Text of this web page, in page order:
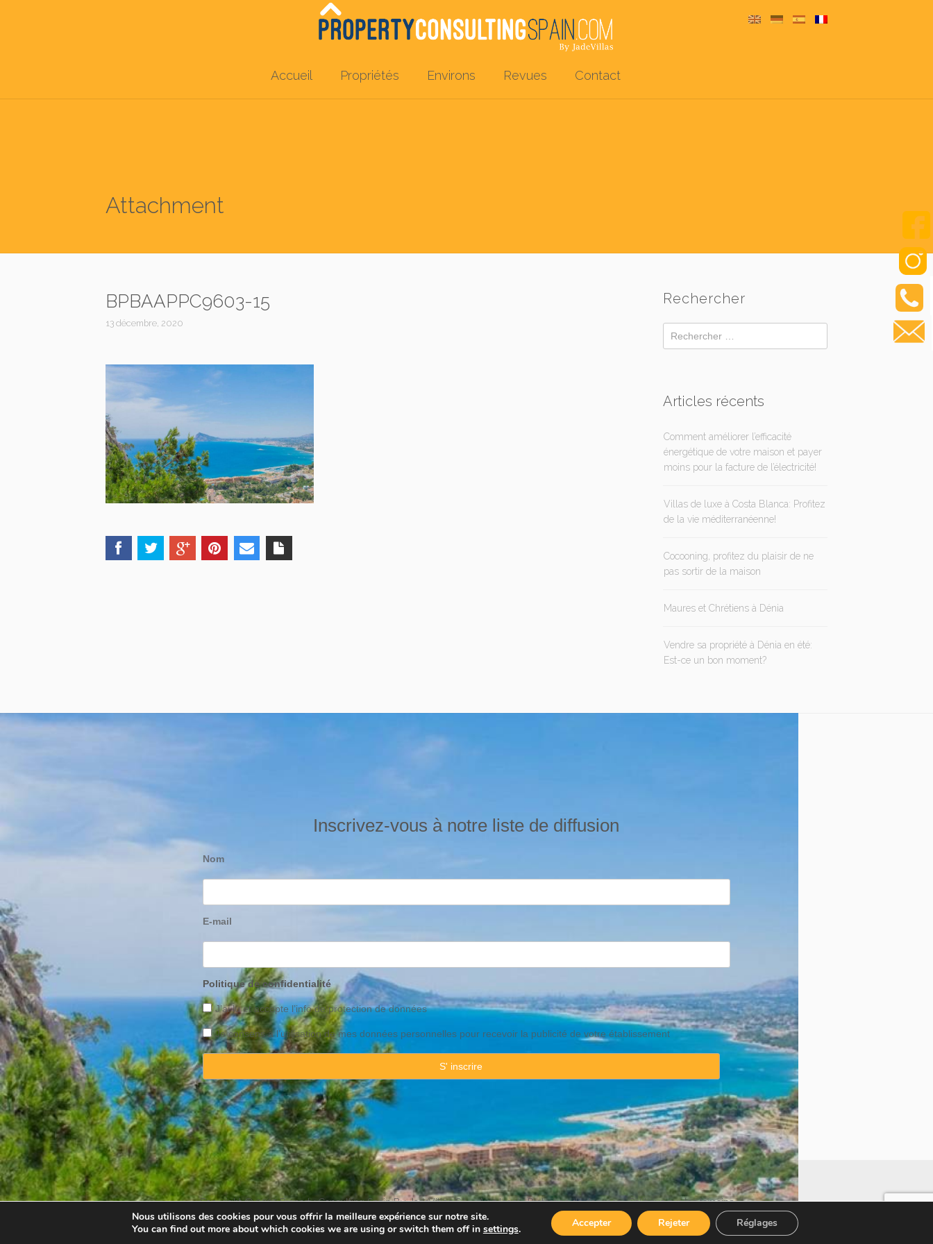
Accueil Propriétés Environs Revues Contact
Attachment
BPBAAPPC9603-15
13 décembre, 2020
Rechercher
Articles récents
Comment améliorer l’efficacité
énergétique de votre maison et payer
moins pour la facture de l’électricité!
Villas de luxe à Costa Blanca: Profitez
de la vie méditerranéenne!
Cocooning, profitez du plaisir de ne
pas sortir de la maison
Maures et Chrétiens à Dénia
Vendre sa propriété à Dénia en été:
Est-ce un bon moment?
Inscrivez-vous à notre liste de diffusion
Nom
E-mail
Politique de confidentialité
J’ai lu et accepte l’info deprotectionde données
Je consens à l’utilisation de mes données personnelles pour recevoir la publicité de votre établissement
Copyright © 2025 Property Consulting Spain By JadeVillas S.L. ·Avis legal·Protection de données·Politique sur les témoins
Nous utilisons des cookies pour vous offrir la meilleure expérience sur notre site.
You can find out more about which cookies we are using or switch them off in settings. Accepter Rejeter Réglages